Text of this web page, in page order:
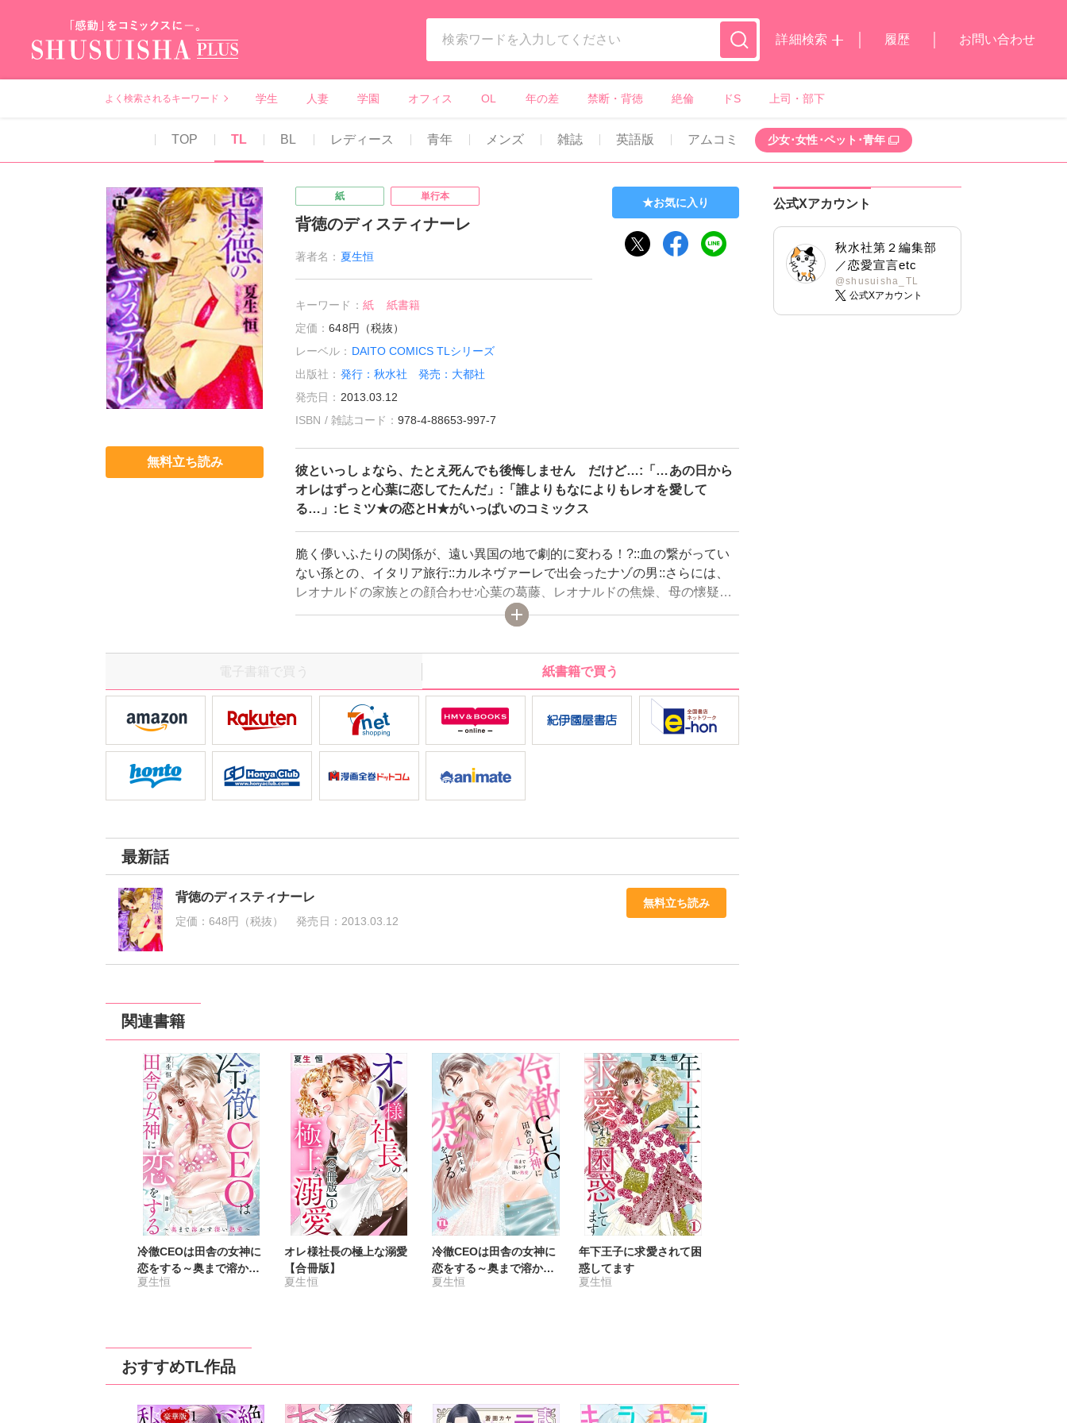
詳細検索
履歴 お問い合わせ
よく検索されるキーワード 学生 人妻 学園 オフィス OL 年の差 禁断・背徳 絶倫 ドS 上司・部下
TOP TL BL レディース 青年 メンズ 雑誌 英語版 アムコミ 少女･女性･ペット･青年
無料立ち読み
紙 単行本
背徳のディスティナーレ
著者名： 夏生恒
キーワード： 紙
紙書籍
定価：648円（税抜）
レーベル： DAITO COMICS TLシリーズ
出版社： 発行：秋水社 発売：大都社
発売日： 2013.03.12
ISBN / 雑誌コード： 978-4-88653-997-7
お気に入り
彼といっしょなら、たとえ死んでも後悔しません だけど…:「…あの日から
オレはずっと心葉に恋してたんだ」:「誰よりもなによりもレオを愛して
る…」:ヒミツ★の恋とH★がいっぱいのコミックス
脆く儚いふたりの関係が、遠い異国の地で劇的に変わる！?::血の繋がってい
ない孫との、イタリア旅行::カルネヴァーレで出会ったナゾの男::さらには、
レオナルドの家族との顔合わせ:心葉の葛藤、レオナルドの焦燥、母の懐疑…:
さまざまな人間の思惑が錯綜し、自分から身を引く覚悟を:決めた心葉だった
が、日本への帰国途中で思わぬ事件に遭遇。:風前の灯の心葉の前に現れた
電子書籍で買う
紙書籍で買う
最新話
背徳のディスティナーレ
定価：648円（税抜） 発売日： 2013.03.12
無料立ち読み
関連書籍
冷徹CEOは田舎の女神に
恋をする～奥まで溶かす
深い熱愛～
夏生恒
オレ様社長の極上な溺愛
【合冊版】
夏生恒
冷徹CEOは田舎の女神に
恋をする～奥まで溶かす
深い熱愛～【単行本版】
夏生恒
年下王子に求愛されて困
惑してます
夏生恒
おすすめTL作品
公式Xアカウント
秋水社第２編集部
／恋愛宣言etc
@shusuisha_TL
公式Xアカウント